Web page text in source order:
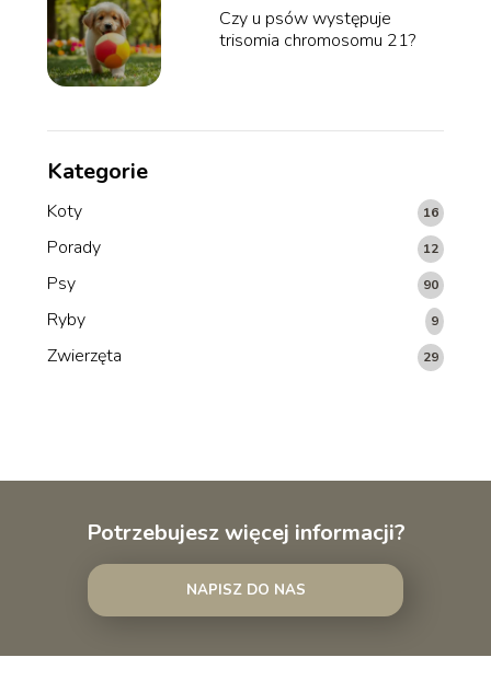
Czy u psów występuje
trisomia chromosomu 21?
Kategorie
Koty 16
Porady 12
Psy 90
Ryby 9
Zwierzęta 29
Potrzebujesz więcej informacji?
NAPISZ DO NAS